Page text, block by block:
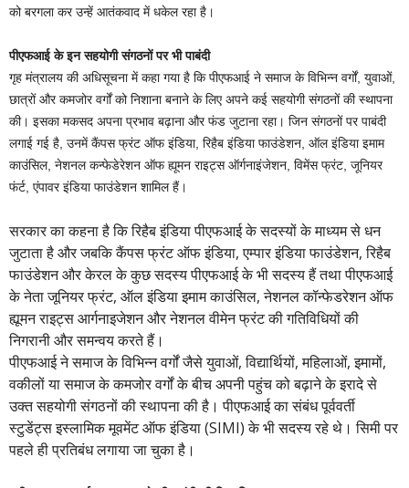
को बरगला कर उन्हें आतंकवाद में धकेल रहा है।
पीएफआई के इन सहयोगी संगठनों पर भी पाबंदी
गृह मंत्रालय की अधिसूचना में कहा गया है कि पीएफआई ने समाज के विभिन्न वर्गों, युवाओं,
छात्रों और कमजोर वर्गों को निशाना बनाने के लिए अपने कई सहयोगी संगठनों की स्थापना
की। इसका मकसद अपना प्रभाव बढ़ाना और फंड जुटाना रहा। जिन संगठनों पर पाबंदी
लगाई गई है, उनमें कैंपस फ्रंट ऑफ इंडिया, रिहैब इंडिया फाउंडेशन, ऑल इंडिया इमाम
काउंसिल, नेशनल कन्फेडेरेशन ऑफ ह्यूमन राइट्स ऑर्गनाइंजेशन, विमेंस फ्रंट, जूनियर
फंर्ट, एंपावर इंडिया फाउंडेशन शामिल हैं।
सरकार का कहना है कि रिहैब इंडिया पीएफआई के सदस्यों के माध्यम से धन
जुटाता है और जबकि कैंपस फ्रंट ऑफ इंडिया, एम्पार इंडिया फाउंडेशन, रिहैब
फाउंडेशन और केरल के कुछ सदस्य पीएफआई के भी सदस्य हैं तथा पीएफआई
के नेता जूनियर फ्रंट, ऑल इंडिया इमाम काउंसिल, नेशनल कॉन्फेडरेशन ऑफ
ह्यूमन राइट्स आर्गनाइजेशन और नेशनल वीमेन फ्रंट की गतिविधियों की
निगरानी और समन्वय करते हैं।
पीएफआई ने समाज के विभिन्न वर्गों जैसे युवाओं, विद्यार्थियों, महिलाओं, इमामों,
वकीलों या समाज के कमजोर वर्गों के बीच अपनी पहुंच को बढ़ाने के इरादे से
उक्त सहयोगी संगठनों की स्थापना की है। पीएफआई का संबंध पूर्ववर्ती
स्टुडेंट्स इस्लामिक मूवमेंट ऑफ इंडिया (SIMI) के भी सदस्य रहे थे। सिमी पर
पहले ही प्रतिबंध लगाया जा चुका है।